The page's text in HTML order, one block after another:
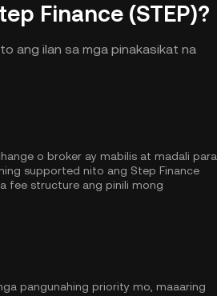
Finance (STEP)?
ang ilan sa mga pinakasikat na
o broker ay mabilis at madali para
supported nito ang Step Finance
fee structure ang pinili mong
pangunahing priority mo, maaaring